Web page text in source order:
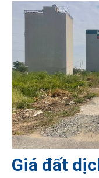
Giá đất